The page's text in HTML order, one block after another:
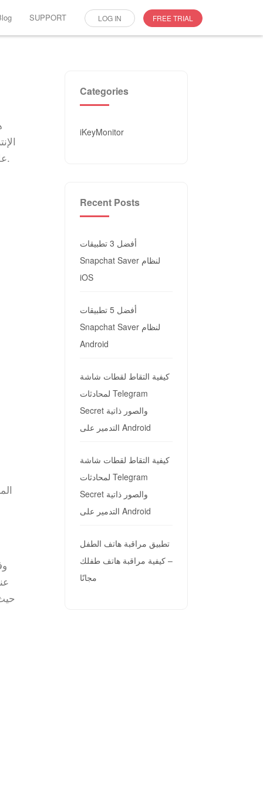
SUPPORT LOG IN FREE TRIAL
مجاني iKeyMonitor على مراقبة هاتف طفلك لحمايته من التهديدات المحتملة.
Categories
iKeyMonitor
Recent Posts
أفضل 3 تطبيقات
Snapchat Saver لنظام
iOS
أفضل 5 تطبيقات
Snapchat Saver لنظام
Android
كيفية التقاط لقطات شاشة
لمحادثات Telegram
Secret والصور ذاتية
التدمير على Android
كيفية التقاط لقطات شاشة
لمحادثات Telegram
Secret والصور ذاتية
التدمير على Android
تطبيق مراقبة هاتف الطفل
– كيفية مراقبة هاتف طفلك
مجانًا